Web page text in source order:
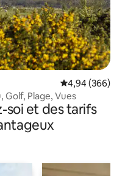
Évaluation
4,94 (366)
Golf, Plage, Vues
soi et des tarifs